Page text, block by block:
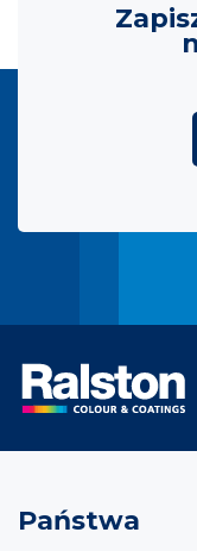
Państwa